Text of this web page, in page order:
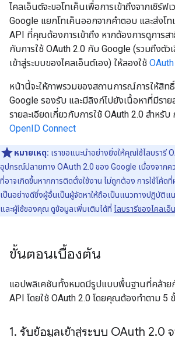
ไคลเอ็นต์จะขอโทเค็นเพื่อการเข้าถึงจากเซิร์ฟ
Google แยกโทเค็นออกจากคำตอบ และส่งโ
API ที่คุณต้องการเข้าถึง หากต้องการดูการส
กับการใช้ OAuth 2.0 กับ Google (รวมถึงตัว
เข้าสู่ระบบของไคลเอ็นต์เอง) ให้ลองใช้
หน้านี้จะให้ภาพรวมของสถานการณ์การให้สิท
Google รองรับ และมีลิงก์ไปยังเนื้อหาที่มีราย
รายละเอียดเกี่ยวกับการใช้ OAuth 2.0 สำหรั
OpenID Connect
หมายเหตุ: เราขอแนะนำอย่างยิ่งให้คุณใช้ไลบรารี
อุปกรณ์ปลายทาง OAuth 2.0 ของ Google เนื่องจากค
ที่อาจเกิดขึ้นหากการติดตั้งใช้งาน ไม่ถูกต้อง การใช้โค้ด
เป็นอย่างดีซึ่งผู้อื่นเป็นผู้จัดหาให้ถือเป็นแนวทางปฏิบัติแ
และผู้ใช้ของคุณ ดูข้อมูลเพิ่มเติมได้ที่ ไลบรารีของไคลเอ็
ขั้นตอนเบื้องต้น
แอปพลิเคชันทั้งหมดมีรูปแบบพื้นฐานที่คล้าย
API โดยใช้ OAuth 2.0 โดยคุณต้องทำตาม 5
1. รับข้อมูลเข้าสู่ระบบ OAuth 2.0